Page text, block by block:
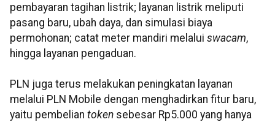
pembayaran tagihan listrik; layanan listrik meliputi
pasang baru, ubah daya, dan simulasi biaya
permohonan; catat meter mandiri melalui swacam,
hingga layanan pengaduan.
PLN juga terus melakukan peningkatan layanan
melalui PLN Mobile dengan menghadirkan fitur baru,
yaitu pembelian token sebesar Rp5.000 yang hanya